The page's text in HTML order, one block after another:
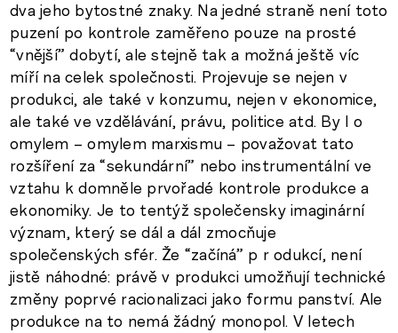
dva jeho bytostné znaky. Na jedné straně není toto
puzení po kontrole zaměřeno pouze na prosté
“vnější” dobytí, ale stejně tak a možná ještě víc
míří na celek společnosti. Projevuje se nejen v
produkci, ale také v konzumu, nejen v ekonomice,
ale také ve vzdělávání, právu, politice atd. By l o
omylem – omylem marxismu – považovat tato
rozšíření za “sekundární” nebo instrumentální ve
vztahu k domněle prvořadé kontrole produkce a
ekonomiky. Je to tentýž společensky imaginární
význam, který se dál a dál zmocňuje
společenských sfér. Že “začíná” p r odukcí, není
jistě náhodné: právě v produkci umožňují technické
změny poprvé racionalizaci jako formu panství. Ale
produkce na to nemá žádný monopol. V letech